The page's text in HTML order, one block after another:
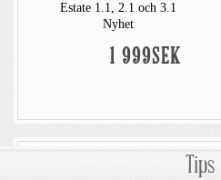
Estate 1.1, 2.1 och 3.1
Nyhet
1 999SEK
Tips